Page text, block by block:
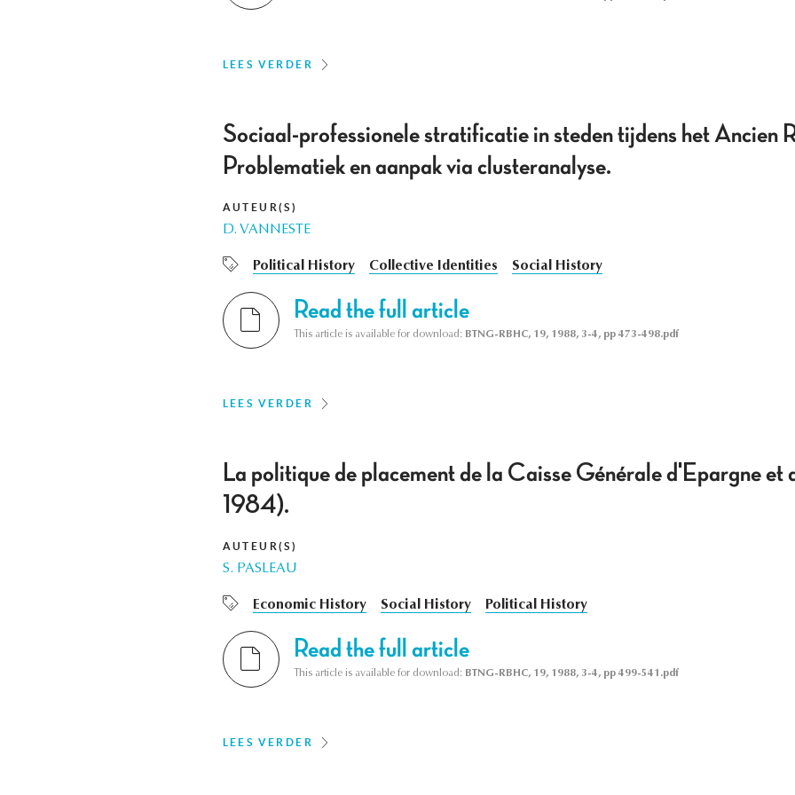
LEES VERDER
Sociaal-professionele stratificatie in steden tijdens het Ancien
Problematiek en aanpak via clusteranalyse.
AUTEUR(S)
D. VANNESTE
Political History Collective Identities Social History
Read the full article
This article is available for download: BTNG-RBHC, 19, 1988, 3-4, pp 473-498.pdf
LEES VERDER
La politique de placement de la Caisse Générale d'Epargne
1984).
AUTEUR(S)
S. PASLEAU
Economic History Social History Political History
Read the full article
This article is available for download: BTNG-RBHC, 19, 1988, 3-4, pp 499-541.pdf
LEES VERDER